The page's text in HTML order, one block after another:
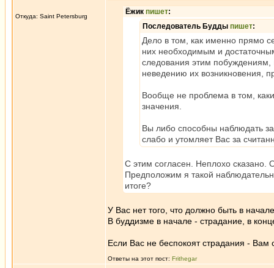
Откуда: Saint Petersburg
Ёжик пишет:
Последователь Будды пишет:
Дело в том, как именно прямо
них необходимым и
следования этим побуждениям,
неведению их возникновения,
Вообще не проблема в том,
значения.
Вы либо способны наблюдать
слабо и утомляет Вас за
С этим согласен. Неплохо
Предположим я такой
итоге?
У Вас нет того, что должно быть в
В буддизме в начале - страдание, в
Если Вас не беспокоят страдания -
Ответы на этот пост: Frithegar